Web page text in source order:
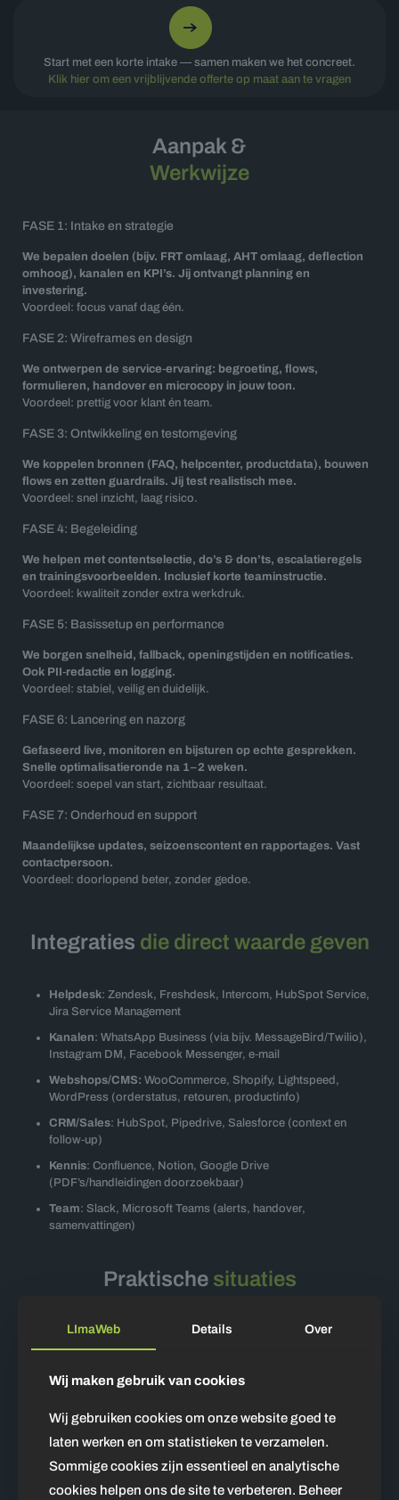
Start met een korte intake — samen maken we het concreet.
Klik hier om een vrijblijvende offerte op maat aan te vragen
Aanpak &
Werkwijze
FASE 1: Intake en strategie
We bepalen doelen (bijv. FRT omlaag, AHT omlaag, deflection
omhoog), kanalen en KPI’s. Jij ontvangt planning en
investering.
Voordeel: focus vanaf dag één.
FASE 2: Wireframes en design
We ontwerpen de service‑ervaring: begroeting, flows,
formulieren, handover en microcopy in jouw toon.
Voordeel: prettig voor klant én team.
FASE 3: Ontwikkeling en testomgeving
We koppelen bronnen (FAQ, helpcenter, productdata), bouwen
flows en zetten guardrails. Jij test realistisch mee.
Voordeel: snel inzicht, laag risico.
FASE 4: Begeleiding
We helpen met contentselectie, do’s & don’ts, escalatieregels
en trainingsvoorbeelden. Inclusief korte teaminstructie.
Voordeel: kwaliteit zonder extra werkdruk.
FASE 5: Basissetup en performance
We borgen snelheid, fallback, openingstijden en notificaties.
Ook PII‑redactie en logging.
Voordeel: stabiel, veilig en duidelijk.
FASE 6: Lancering en nazorg
Gefaseerd live, monitoren en bijsturen op echte gesprekken.
Snelle optimalisatieronde na 1–2 weken.
Voordeel: soepel van start, zichtbaar resultaat.
FASE 7: Onderhoud en support
Maandelijkse updates, seizoenscontent en rapportages. Vast
contactpersoon.
Voordeel: doorlopend beter, zonder gedoe.
Integraties die direct waarde geven
Helpdesk: Zendesk, Freshdesk, Intercom, HubSpot Service,
Jira Service Management
Kanalen: WhatsApp Business (via bijv. MessageBird/Twilio),
Instagram DM, Facebook Messenger, e‑mail
Webshops/CMS: WooCommerce, Shopify, Lightspeed,
WordPress (orderstatus, retouren, productinfo)
CRM/Sales: HubSpot, Pipedrive, Salesforce (context en
follow‑up)
Kennis: Confluence, Notion, Google Drive
(PDF’s/handleidingen doorzoekbaar)
Team: Slack, Microsoft Teams (alerts, handover,
samenvattingen)
Praktische situaties
“Waar is mijn bestelling?” → ordernummer → status +
follow‑up → notificatie bij vertraging
“Ik wil retourneren” → voorwaarden check → RMA en label →
voorraad/credit verwerkt
Complexe mail → AI‑samenvatting + prioriteit +
antwoordvoorstel → medewerker checkt en verzendt
Onbekende vraag → “ik weet het niet zeker” + handover met
context naar juiste queue
LImaWeb Details Over
Wij maken gebruik van cookies
Wij gebruiken cookies om onze website goed te
laten werken en om statistieken te verzamelen.
Sommige cookies zijn essentieel en analytische
cookies helpen ons de site te verbeteren. Beheer